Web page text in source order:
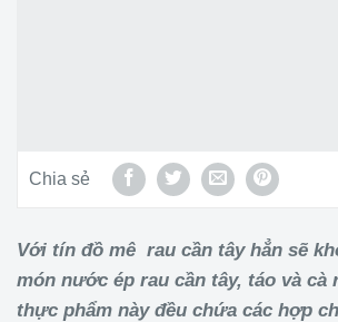
Chia sẻ
Với tín đồ mê rau cần tây hẳn sẽ
món nước ép rau cần tây, táo và cà
thực phẩm này đều chứa các hợp